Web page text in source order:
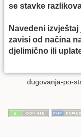
se stavke
Navedeni
zavisi od načina
djelimično ili
dugovanja-po-